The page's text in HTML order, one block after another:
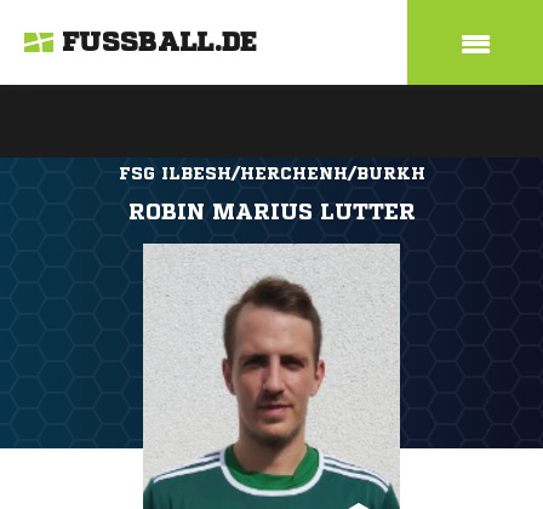
FUSSBALL.DE
FSG ILBESH/HERCHENH/BURKH
ROBIN MARIUS LUTTER